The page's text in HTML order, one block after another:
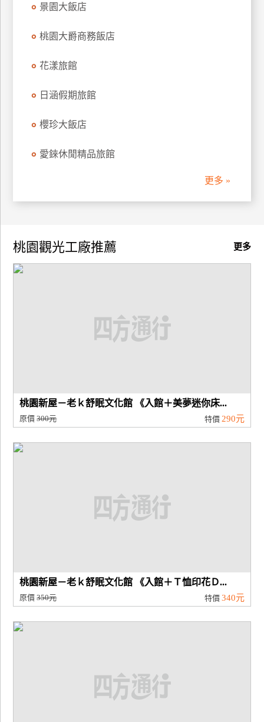
飯
作
計
商
景園大飯店
桃園大爵商務飯店
花漾旅館
日涵假期旅館
櫻珍大飯店
愛錸休閒精品旅館
更多 »
更多
桃園觀光工廠推薦
桃園新屋－老ｋ舒眠文化館 《入館＋美夢迷你床...
原價300元 特價 290元
桃園新屋－老ｋ舒眠文化館 《入館＋Ｔ恤印花Ｄ...
原價350元 特價 340元